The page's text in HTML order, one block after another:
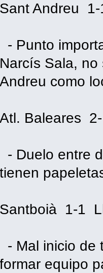
Sant Andreu
- Punto
Narcís Sala,
Andreu como
Atl. Baleares
- Duelo entre
tienen
Santboià 1-1
- Mal inicio de
formar equipo